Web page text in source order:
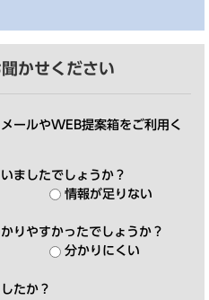
かせください
ールやWEB提案箱をご利用く
ましたでしょうか？
情報が足りない
りやすかったでしょうか？
分かりにくい
たか？